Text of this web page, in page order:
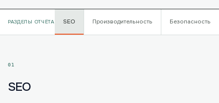
РАЗДЕЛЫ ОТЧЁТА SEO Производительность Безопасность
01
SEO